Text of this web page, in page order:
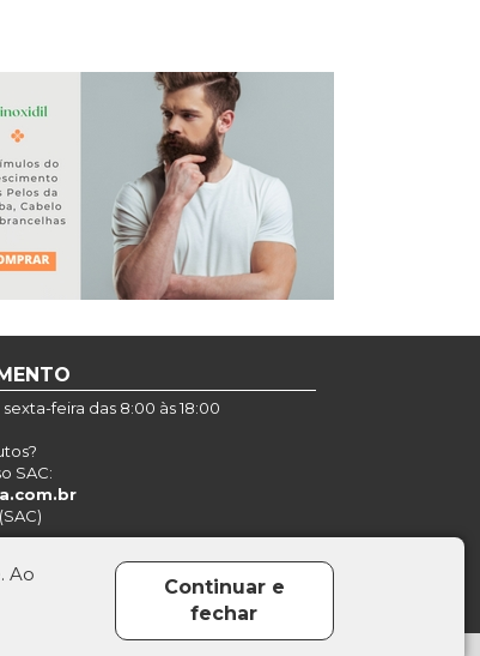
feira das 8:00 às 18:00
SAC:
Ao
Continuar e
fechar